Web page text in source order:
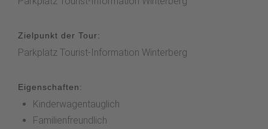
Zielpunkt der Tour:
Parkplatz Tourist-Information Winterberg
Eigenschaften:
Kinderwagentauglich
Familienfreundlich